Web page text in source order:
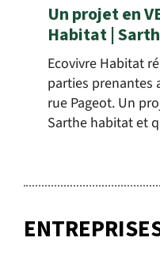
Un projet en
Habitat |
Ecovivre Habitat
parties prenantes
rue Pageot. Un
Sarthe habitat et